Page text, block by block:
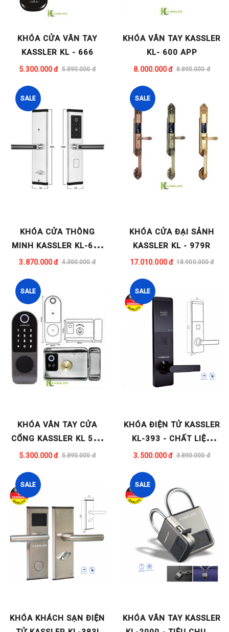
KHÓA CỬA VÂN TAY
KASSLER KL - 666
5.300.000 đ 5.890.000 đ
KHÓA VÂN TAY KASSLER
KL- 600 APP
8.000.000 đ 8.890.000 đ
SALE
KHÓA CỬA THÔNG
MINH KASSLER KL-667
SILVER
3.870.000 đ 4.300.000 đ
SALE
KHÓA CỬA ĐẠI SẢNH
KASSLER KL - 979R
17.010.000 đ 18.900.000 đ
SALE
KHÓA VÂN TAY CỬA
CỔNG KASSLER KL 579
(TẶNG BỘ VỎ CHỐNG
5.300.000 đ 5.890.000 đ
SALE
KHÓA ĐIỆN TỬ KASSLER
KL-393 - CHẤT LIỆU
TITAN SIÊU BỀN - KHÓA
3.500.000 đ 3.890.000 đ
SALE
KHÓA KHÁCH SẠN ĐIỆN
SALE
KHÓA VÂN TAY KASSLER